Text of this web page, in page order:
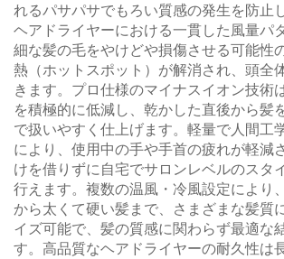
れるパサパサでもろい質感の発生を防止
ヘアドライヤーにおける一貫した風量パ
細な髪の毛をやけどや損傷させる可能性
熱（ホットスポット）が解消され、頭全
きます。プロ仕様のマイナスイオン技術
を積極的に低減し、乾かした直後から髪
で扱いやすく仕上げます。軽量で人間工
により、使用中の手や手首の疲れが軽減
けを借りずに自宅でサロンレベルのスタ
行えます。複数の温風・冷風設定により
から太くて硬い髪まで、さまざまな髪質
イズ可能で、髪の質感に関わらず最適な
す。高品質なヘアドライヤーの耐久性は